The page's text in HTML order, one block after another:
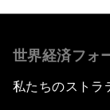
世界経済フォ
私たちのストラ